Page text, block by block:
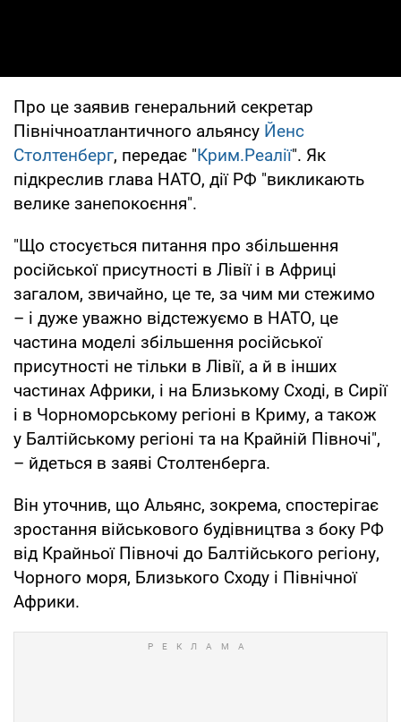
Про це заявив генеральний секретар
Північноатлантичного альянсу Йенс
Столтенберг, передає "Крим.Реалії". Як
підкреслив глава НАТО, дії РФ "викликають
велике занепокоєння".
"Що стосується питання про збільшення
російської присутності в Лівії і в Африці
загалом, звичайно, це те, за чим ми стежимо
– і дуже уважно відстежуємо в НАТО, це
частина моделі збільшення російської
присутності не тільки в Лівії, а й в інших
частинах Африки, і на Близькому Сході, в Сирії
і в Чорноморському регіоні в Криму, а також
у Балтійському регіоні та на Крайній Півночі",
– йдеться в заяві Столтенберга.
Він уточнив, що Альянс, зокрема, спостерігає
зростання військового будівництва з боку РФ
від Крайньої Півночі до Балтійського регіону,
Чорного моря, Близького Сходу і Північної
Африки.